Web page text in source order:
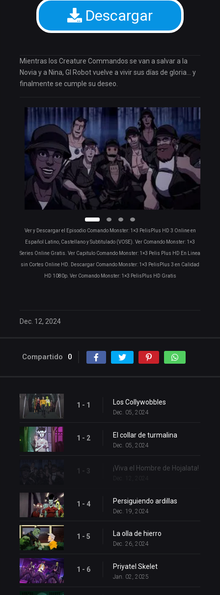
Descargar
Mientras los Creature Commandos se van a salvar a la
Novia y a Nina, GI Robot vuelve a vivir sus días de gloria… y
finalmente se cumple su deseo.
Ver y Descargar el Episodio Comando Monster: 1×3 PelisPlus HD 3 Online en
Español Latino, Castellano y Subtitulado (VOSE). Ver Comando Monster: 1×3
Series Online Gratis. Ver Capitulo Comando Monster: 1×3 Pelis Plus HD En Linea
sin Cortes Online HD. Descargar Comando Monster: 1×3 PelisPlus 3 en Calidad
HD 1080p. Ver Comando Monster: 1×3 PelisPlus HD Gratis
Dec. 12, 2024
Compartido 0
1 - 1 Los Collywobbles
Dec. 05, 2024
1 - 2 El collar de turmalina
Dec. 05, 2024
1 - 3 ¡Viva el Hombre de Hojalata!
Dec. 12, 2024
1 - 4 Persiguiendo ardillas
Dec. 19, 2024
1 - 5 La olla de hierro
Dec. 26, 2024
1 - 6 Priyatel Skelet
Jan. 02, 2025